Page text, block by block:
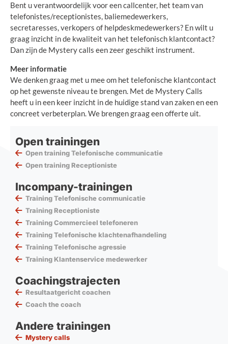
Bent u verantwoordelijk voor een callcenter, het team van
telefonistes/receptionistes, baliemedewerkers,
secretaresses, verkopers of helpdeskmedewerkers? En wilt u
graag inzicht in de kwaliteit van het telefonisch klantcontact?
Dan zijn de Mystery calls een zeer geschikt instrument.
Meer informatie
We denken graag met u mee om het telefonische klantcontact
op het gewenste niveau te brengen. Met de Mystery Calls
heeft u in een keer inzicht in de huidige stand van zaken en een
concreet verbeterplan. We brengen graag een offerte uit.
Open trainingen
Open training Telefonische communicatie
Open training Receptioniste
Incompany-trainingen
Training Telefonische communicatie
Training Receptioniste
Training Commercieel telefoneren
Training Telefonische klachtenafhandeling
Training Telefonische agressie
Training Klantenservice medewerker
Coachingstrajecten
Resultaatgericht coachen
Coach the coach
Andere trainingen
Mystery calls